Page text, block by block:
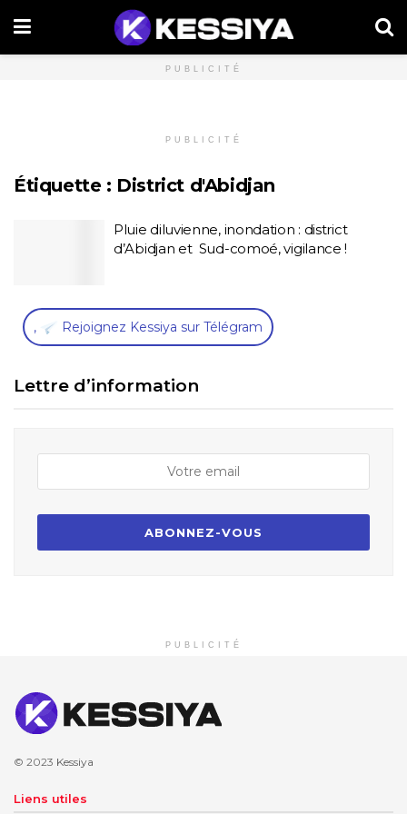
PUBLICITÉ
PUBLICITÉ
Étiquette : District d'Abidjan
Pluie diluvienne, inondation : district
d’Abidjan et Sud-comoé, vigilance !
, Rejoignez Kessiya sur Télégram
Lettre d’information
PUBLICITÉ
© 2023 Kessiya
Liens utiles